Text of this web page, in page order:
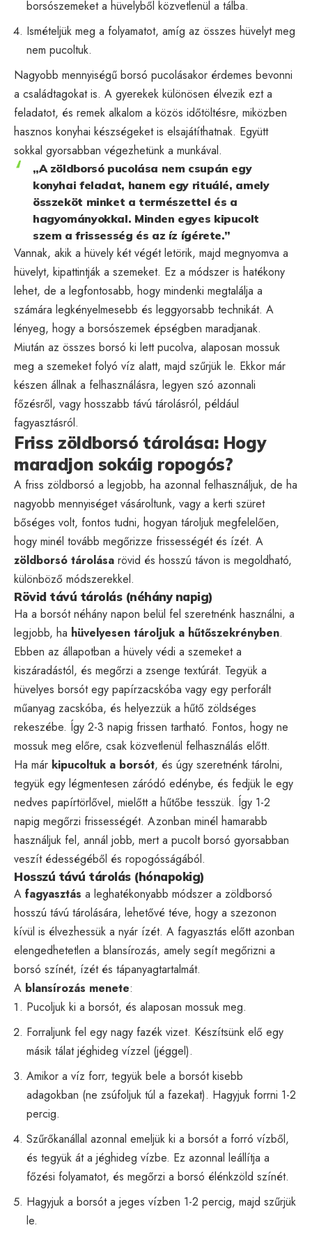
borsószemeket a hüvelyből közvetlenül a tálba.
Ismételjük meg a folyamatot, amíg az összes hüvelyt meg
nem pucoltuk.
Nagyobb mennyiségű borsó pucolásakor érdemes bevonni
a családtagokat is. A gyerekek különösen élvezik ezt a
feladatot, és remek alkalom a közös időtöltésre, miközben
hasznos konyhai készségeket is elsajátíthatnak. Együtt
sokkal gyorsabban végezhetünk a munkával.
„A zöldborsó pucolása nem csupán egy
konyhai feladat, hanem egy rituálé, amely
összeköt minket a természettel és a
hagyományokkal. Minden egyes kipucolt
szem a frissesség és az íz ígérete.”
Vannak, akik a hüvely két végét letörik, majd megnyomva a
hüvelyt, kipattintják a szemeket. Ez a módszer is hatékony
lehet, de a legfontosabb, hogy mindenki megtalálja a
számára legkényelmesebb és leggyorsabb technikát. A
lényeg, hogy a borsószemek épségben maradjanak.
Miután az összes borsó ki lett pucolva, alaposan mossuk
meg a szemeket folyó víz alatt, majd szűrjük le. Ekkor már
készen állnak a felhasználásra, legyen szó azonnali
főzésről, vagy hosszabb távú tárolásról, például
fagyasztásról.
Friss zöldborsó tárolása: Hogy
maradjon sokáig ropogós?
A friss zöldborsó a legjobb, ha azonnal felhasználjuk, de ha
nagyobb mennyiséget vásároltunk, vagy a kerti szüret
bőséges volt, fontos tudni, hogyan tároljuk megfelelően,
hogy minél tovább megőrizze frissességét és ízét. A
zöldborsó tárolása rövid és hosszú távon is megoldható,
különböző módszerekkel.
Rövid távú tárolás (néhány napig)
Ha a borsót néhány napon belül fel szeretnénk használni, a
legjobb, ha hüvelyesen tároljuk a hűtőszekrényben.
Ebben az állapotban a hüvely védi a szemeket a
kiszáradástól, és megőrzi a zsenge textúrát. Tegyük a
hüvelyes borsót egy papírzacskóba vagy egy perforált
műanyag zacskóba, és helyezzük a hűtő zöldséges
rekeszébe. Így 2-3 napig frissen tartható. Fontos, hogy ne
mossuk meg előre, csak közvetlenül felhasználás előtt.
Ha már kipucoltuk a borsót, és úgy szeretnénk tárolni,
tegyük egy légmentesen záródó edénybe, és fedjük le egy
nedves papírtörlővel, mielőtt a hűtőbe tesszük. Így 1-2
napig megőrzi frissességét. Azonban minél hamarabb
használjuk fel, annál jobb, mert a pucolt borsó gyorsabban
veszít édességéből és ropogósságából.
Hosszú távú tárolás (hónapokig)
A fagyasztás a leghatékonyabb módszer a zöldborsó
hosszú távú tárolására, lehetővé téve, hogy a szezonon
kívül is élvezhessük a nyár ízét. A fagyasztás előtt azonban
elengedhetetlen a blansírozás, amely segít megőrizni a
borsó színét, ízét és tápanyagtartalmát.
A blansírozás menete:
Pucoljuk ki a borsót, és alaposan mossuk meg.
Forraljunk fel egy nagy fazék vizet. Készítsünk elő egy
másik tálat jéghideg vízzel (jéggel).
Amikor a víz forr, tegyük bele a borsót kisebb
adagokban (ne zsúfoljuk túl a fazekat). Hagyjuk forrni 1-2
percig.
Szűrőkanállal azonnal emeljük ki a borsót a forró vízből,
és tegyük át a jéghideg vízbe. Ez azonnal leállítja a
főzési folyamatot, és megőrzi a borsó élénkzöld színét.
Hagyjuk a borsót a jeges vízben 1-2 percig, majd szűrjük
le.